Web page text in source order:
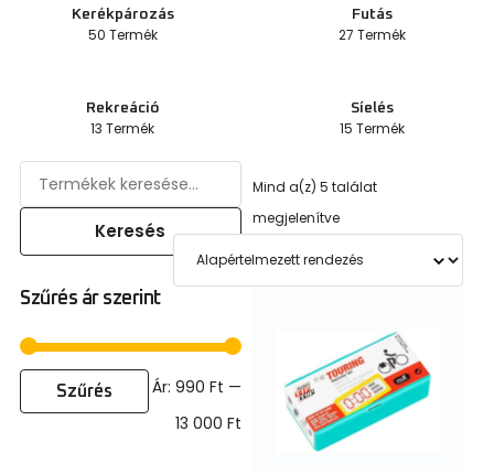
Kerékpározás
50 Termék
Futás
27 Termék
Rekreáció
13 Termék
Síelés
15 Termék
Keresés
Szűrés ár szerint
Szűrés Ár: 990 Ft —
13 000 Ft
Mind a(z) 5 találat
megjelenítve